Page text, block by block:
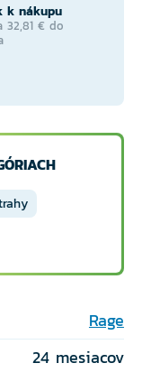
k nákupu
32,81 € do
Rage
24 mesiacov